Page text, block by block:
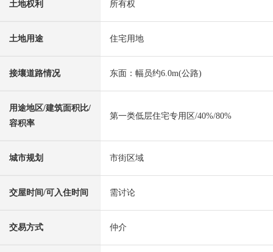
土地权利 所有权
土地用途 住宅用地
接壤道路情况 东面：幅员约6.0m(公路)
用途地区/建筑面积比/
容积率
第一类低层住宅专用区/40%/80%
城市规划 市街区域
交屋时间/可入住时间 需讨论
交易方式 仲介